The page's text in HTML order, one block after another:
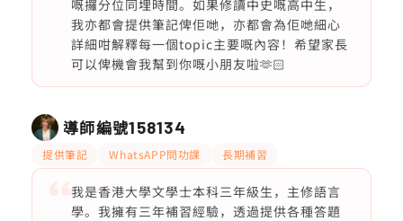
嘅攞分位同埋時間。如果修讀中史嘅高中生，
我亦都會提供筆記俾佢哋，亦都會為佢哋細心
詳細咁解釋每一個topic主要嘅內容！希望家長
可以俾機會我幫到你嘅小朋友啦🫶🏻
導師編號158134
提供筆記 WhatsAPP問功課 長期補習
我是香港大學文學士本科三年級生，主修語言
學。我擁有三年補習經驗，透過提供各種答題